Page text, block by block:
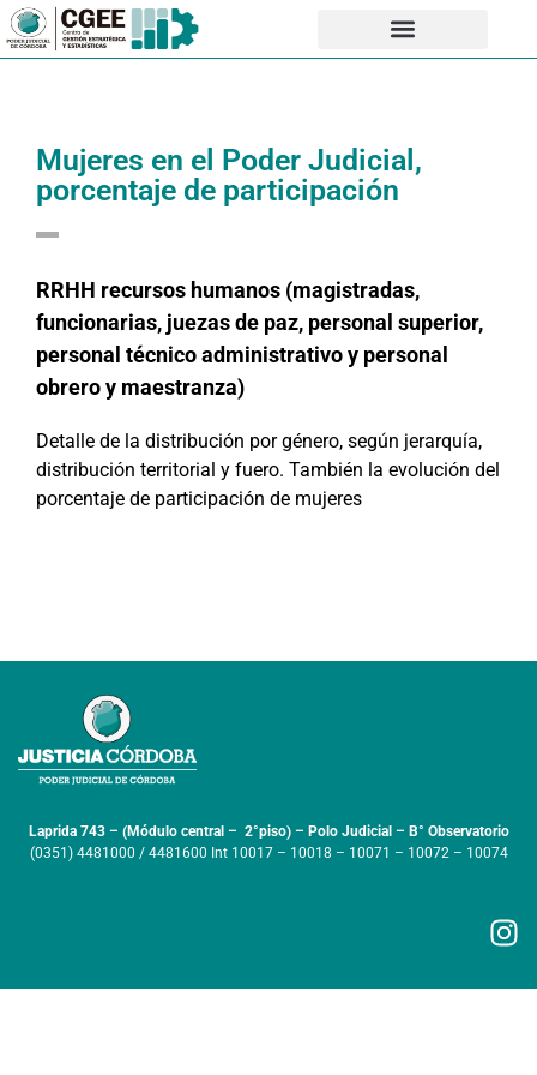
Mujeres en el Poder Judicial,
porcentaje de participación
RRHH recursos humanos (magistradas,
funcionarias, juezas de paz, personal superior,
personal técnico administrativo y personal
obrero y maestranza)
Detalle de la distribución por género, según jerarquía,
distribución territorial y fuero. También la evolución del
porcentaje de participación de mujeres
Laprida 743 – (Módulo central – 2°piso) – Polo Judicial – B° Observatorio
(0351) 4481000 / 4481600 Int 10017 – 10018 – 10071 – 10072 – 10074